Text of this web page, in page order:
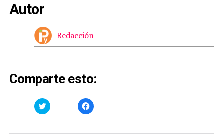
Autor
Redacción
Comparte esto:
Haz
clic
Twitter
Haz
clic
Facebook